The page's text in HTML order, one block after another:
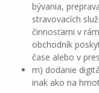
bývania,
stravovacích
činnosťami v
obchodník
čase alebo v
m) dodanie
inak ako na